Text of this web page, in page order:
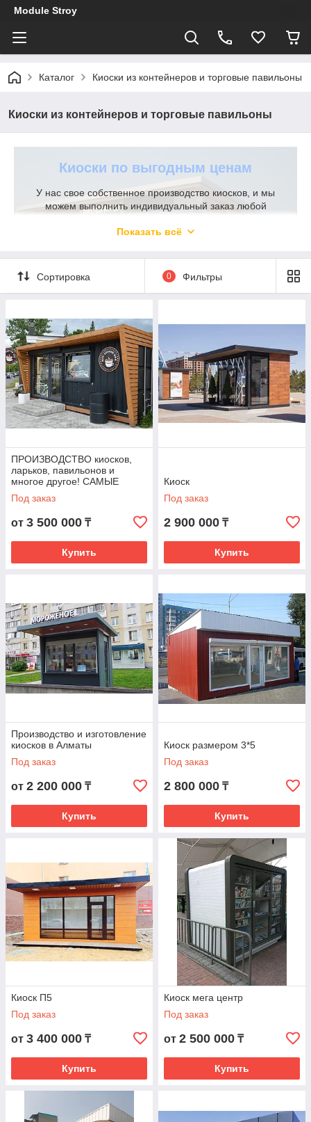
Module Stroy
Каталог Киоски из контейнеров и торговые павильоны
Киоски из контейнеров и торговые павильоны
Киоски по выгодным ценам
У нас свое собственное производство киосков, и мы
можем выполнить индивидуальный заказ любой
Наша компания готова предложить торговый киоск для
современное производство киосков павильонов
прекрасно себя зарекомендовало. Мы используем в
технологии.
Все предложения
Показать всё
Сортировка 0 Фильтры
ПРОИЗВОДСТВО киосков,
ларьков, павильонов и
многое другое! САМЫЕ
низкие цены!!
Под заказ
от 3 500 000 ₸
Купить
Киоск
Под заказ
2 900 000 ₸
Купить
Производство и изготовление
киосков в Алматы
Под заказ
от 2 200 000 ₸
Купить
Киоск размером 3*5
Под заказ
2 800 000 ₸
Купить
Киоск П5
Под заказ
от 3 400 000 ₸
Купить
Киоск мега центр
Под заказ
от 2 500 000 ₸
Купить